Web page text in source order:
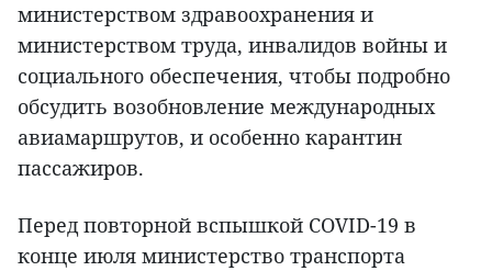
министерством здравоохранения и
министерством труда, инвалидов войны и
социального обеспечения, чтобы подробно
обсудить возобновление международных
авиамаршрутов, и особенно карантин
пассажиров.
Перед повторной вспышкой COVID-19 в
конце июля министерство транспорта